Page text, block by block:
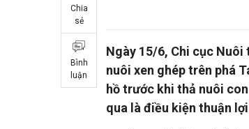
Chia
sẻ
Bình
luận
Ngày 15/6, Chi cục
nuôi xen ghép trên phá
hồ trước khi thả nuôi
qua là điều kiện thuận